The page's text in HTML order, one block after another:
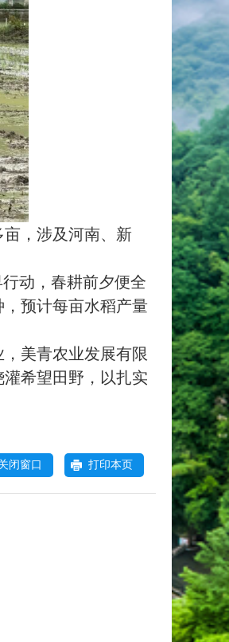
，涉及河南、新
动，春耕前夕便全
预计每亩水稻产量
美青农业发展有限
希望田野，以扎实
闭窗口 打印本页